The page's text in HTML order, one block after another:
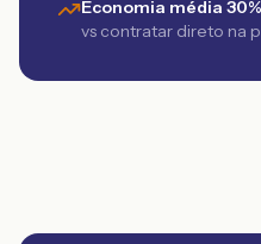
Economia média 30%
vs contratar direto na